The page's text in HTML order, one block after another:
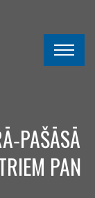
PAN